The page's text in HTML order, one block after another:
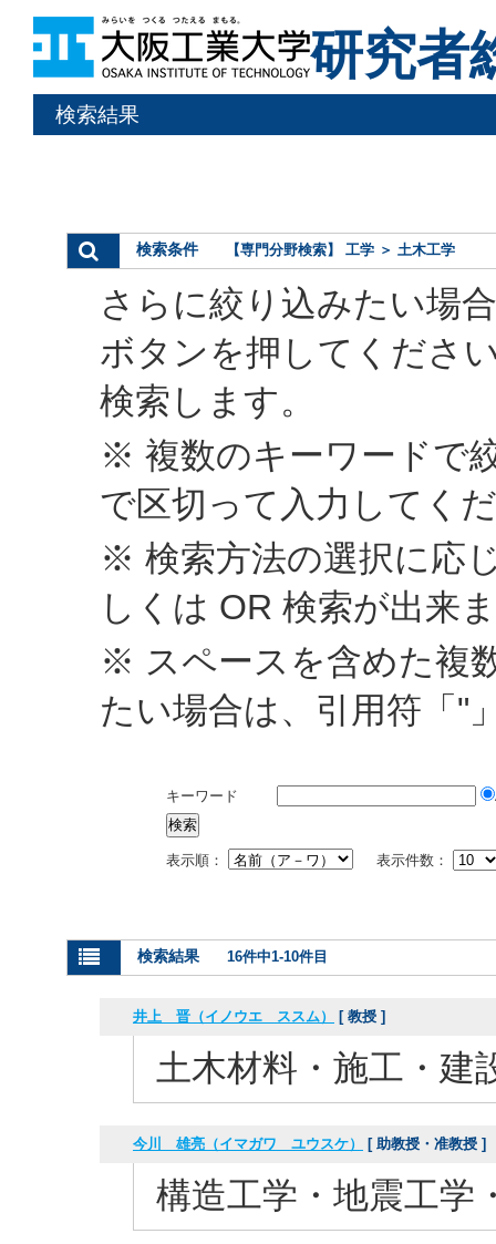
研究者
検索結果
検索条件 【専門分野検索】 工学 ＞ 土木工学
さらに絞り込みたい場
ボタンを押してくださ
検索します。
※ 複数のキーワードで
で区切って入力してく
※ 検索方法の選択に応
しくは OR 検索が出来
※ スペースを含めた複
たい場合は、引用符「"
キーワード
表示順： 表示件数：
検索結果 16件中1-10件目
井上 晋（イノウエ ススム） [ 教授 ]
土木材料・施工・建
今川 雄亮（イマガワ ユウスケ） [ 助教授・准教授 ]
構造工学・地震工学